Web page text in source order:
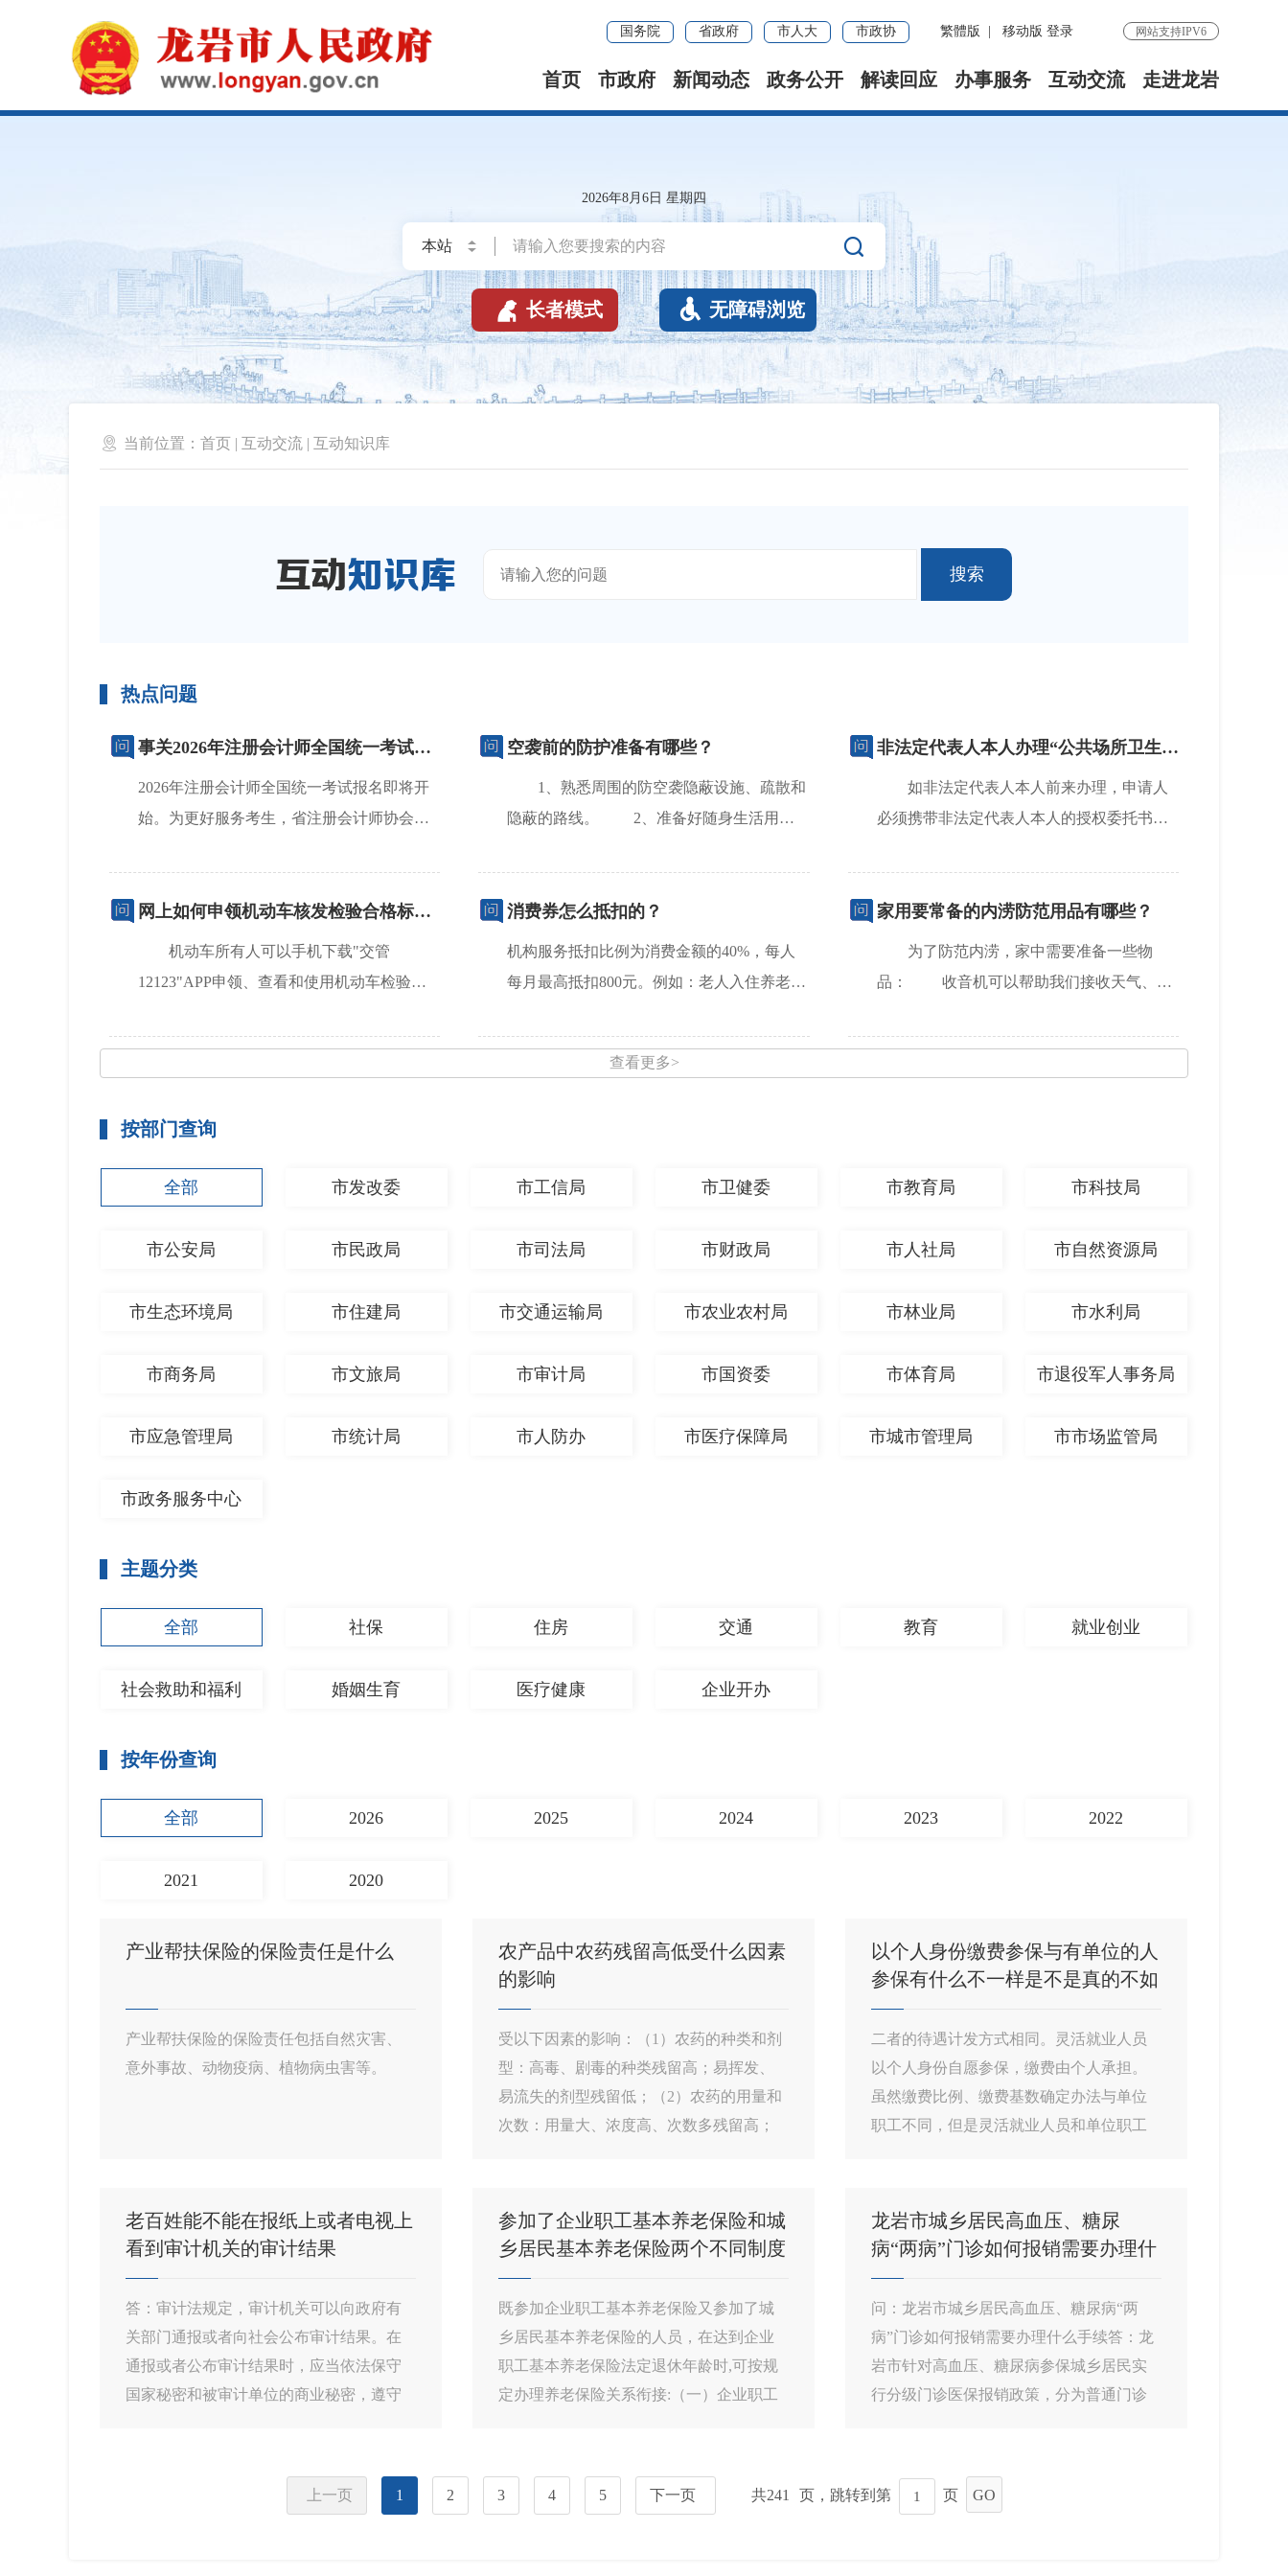
国务院 省政府 市人大 市政协 繁體版 移动版 登录 网站支持IPV6
首页 市政府 新闻动态 政务公开 解读回应 办事服务 互动交流 走进龙岩
2026年8月6日 星期四

 长者模式  无障碍浏览
 当前位置： 首页 | 互动交流 | 互动知识库
热点问题
事关2026年注册会计师全国统一考试报名...
2026年注册会计师全国统一考试报名即将开
始。为更好服务考生，省注册会计师协会就
空袭前的防护准备有哪些？
1、熟悉周围的防空袭隐蔽设施、疏散和
隐蔽的路线。 2、准备好随身生活用品
非法定代表人本人办理“公共场所卫生许...
如非法定代表人本人前来办理，申请人
必须携带非法定代表人本人的授权委托书。
网上如何申领机动车核发检验合格标志？
机动车所有人可以手机下载"交管
12123"APP申领、查看和使用机动车检验标
消费券怎么抵扣的？
机构服务抵扣比例为消费金额的40%，每人
每月最高抵扣800元。例如：老人入住养老机
家用要常备的内涝防范用品有哪些？
为了防范内涝，家中需要准备一些物
品： 收音机可以帮助我们接收天气、洪
查看更多>
按部门查询
全部 市发改委 市工信局 市卫健委 市教育局 市科技局
市公安局 市民政局 市司法局 市财政局 市人社局 市自然资源局
市生态环境局 市住建局 市交通运输局 市农业农村局 市林业局 市水利局
市商务局 市文旅局 市审计局 市国资委 市体育局 市退役军人事务局
市应急管理局 市统计局 市人防办 市医疗保障局 市城市管理局 市市场监管局
市政务服务中心
主题分类
全部 社保 住房 交通 教育 就业创业
社会救助和福利 婚姻生育 医疗健康 企业开办
按年份查询
全部 2026 2025 2024 2023 2022
2021 2020
产业帮扶保险的保险责任是什么
产业帮扶保险的保险责任包括自然灾害、
意外事故、动物疫病、植物病虫害等。
农产品中农药残留高低受什么因素
的影响
受以下因素的影响：（1）农药的种类和剂
型：高毒、剧毒的种类残留高；易挥发、
易流失的剂型残留低；（2）农药的用量和
次数：用量大、浓度高、次数多残留高；
以个人身份缴费参保与有单位的人
参保有什么不一样是不是真的不如
单位参保划算呢
二者的待遇计发方式相同。灵活就业人员
以个人身份自愿参保，缴费由个人承担。
虽然缴费比例、缴费基数确定办法与单位
职工不同，但是灵活就业人员和单位职工
老百姓能不能在报纸上或者电视上
看到审计机关的审计结果
答：审计法规定，审计机关可以向政府有
关部门通报或者向社会公布审计结果。在
通报或者公布审计结果时，应当依法保守
国家秘密和被审计单位的商业秘密，遵守
参加了企业职工基本养老保险和城
乡居民基本养老保险两个不同制度
的人员,退休时养老保险关系该如
何处理?
既参加企业职工基本养老保险又参加了城
乡居民基本养老保险的人员，在达到企业
职工基本养老保险法定退休年龄时,可按规
定办理养老保险关系衔接:（一）企业职工
龙岩市城乡居民高血压、糖尿
病“两病”门诊如何报销需要办理什
么手续
问：龙岩市城乡居民高血压、糖尿病“两
病”门诊如何报销需要办理什么手续答：龙
岩市针对高血压、糖尿病参保城乡居民实
行分级门诊医保报销政策，分为普通门诊
上一页 1 2 3 4 5 下一页 共241 页，跳转到第 页 GO